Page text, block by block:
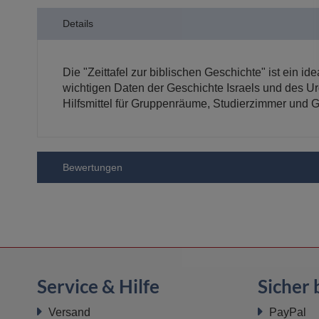
Bildergalerie
Details
Die "Zeittafel zur biblischen Geschichte" ist ein
wichtigen Daten der Geschichte Israels und des
Hilfsmittel für Gruppenräume, Studierzimmer und
Bewertungen
Service & Hilfe
Versand
Sicher
PayPal